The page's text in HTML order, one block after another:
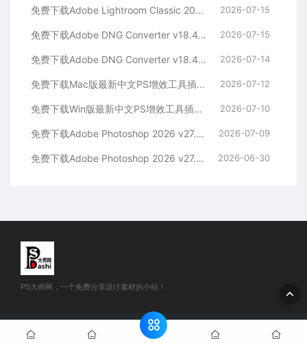
免费下载Adobe Lightroom Classic 2026 v15.4.1 for win多国语言版中文LrC软件激活安装包摄影后期照片图片编辑工具 2026-07-15
免费下载Adobe DNG Converter v18.4.1 for Mac多国语言中文版安装包图片RAW相机照片格式转换器Lrc数字负片PS插件软件工具 2026-07-15
免费下载Adobe DNG Converter v18.4.1 for Win多国语言中文版安装包图片RAW相机照片格式转换器Lrc数字负片PS插件软件工具 2026-07-14
免费下载Mac版最新中文PS增效工具插件Adobe Camera Raw 2026 ACR v18.4.1 摄影后期一键安装包预设Lrc照片文件文档格式打开处理编辑 2026-07-12
免费下载Win版最新中文PS增效工具插件Adobe Camera Raw 2026 ACR v18.4.1 摄影后期一键安装包预设Lrc照片文件文档格式打开处理编辑 2026-07-10
免费下载Adobe Photoshop 2026 v27.8.0.13 for MAC多国语言版正式中文最新PS软件激活一键安装包Ai智能修图设计师平面设计工具 2026-07-09
免费下载Adobe Photoshop 2026 v27.8.0.13 for win多国语言版正式中文最新PS软件激活一键安装包Ai智能修图设计师平面设计工具 2026-06-30
PS大师网，一个免费分享设计素材的小站！
© 2024 PS大师网 - www.psdashi.com All rights reserved
网站地